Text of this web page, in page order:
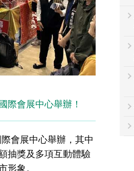
際會展中心舉辦！
會展中心舉辦，其中
抽獎及多項互動體驗
象。